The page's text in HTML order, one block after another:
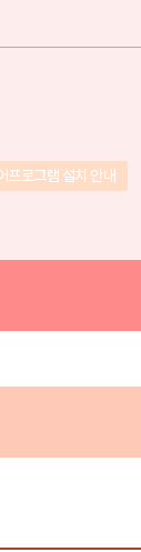
프로그램 설치 안내